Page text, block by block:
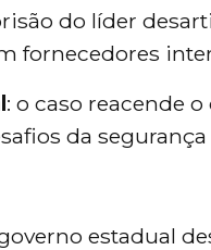
do líder
fornecedores
: o caso reacende
da
estadual